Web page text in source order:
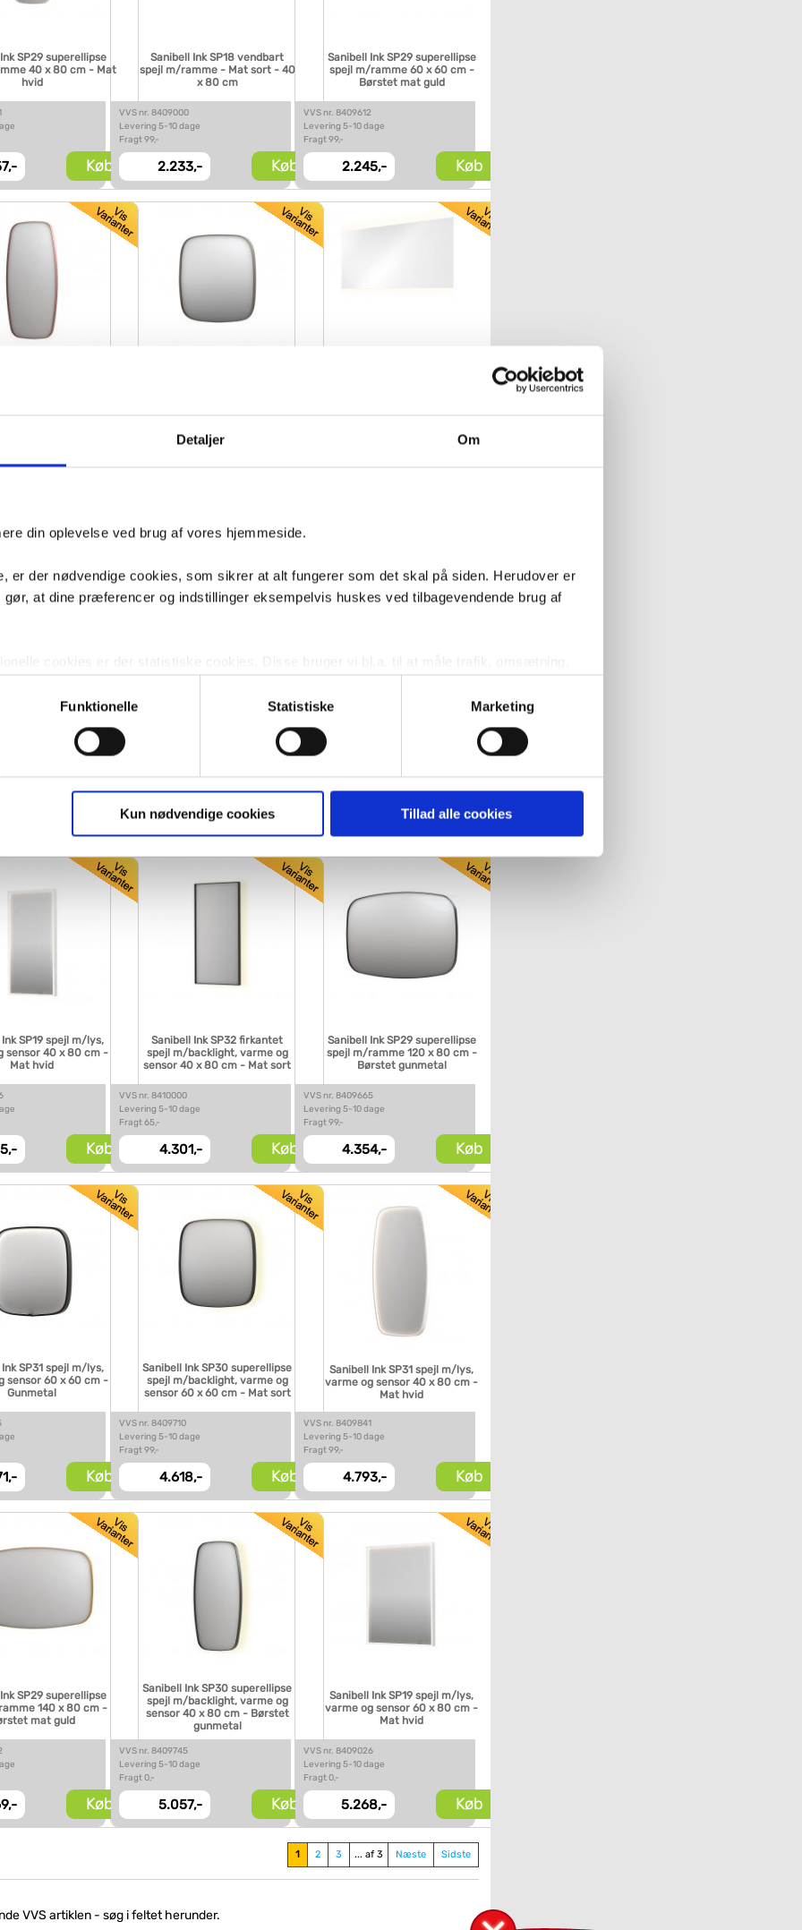
Detaljer Om
din oplevelse ved brug af vores hjemmeside.
er der nødvendige cookies, som sikrer at alt fungerer som det skal på siden. Herudover er
at dine præferencer og indstillinger eksempelvis huskes ved tilbagevendende brug af
som giver mening for den enkelte af vores kunder.
egne cookies og tredjeparts cookies. Ved at klikke 'Vis detaljer' nedenfor kan du se hvilke
så giver du samtykke til de ovenfor nævnte formål med de pågældende cookies. Du har
vælge bestemte cookie-typer til og fra nedenfor. Til enhver tid er det ligeledes muligt, at
måtte ønske det.
vi behandler dine personoplysninger, ved at klikkeher
Funktionelle Statistiske Marketing
Kun nødvendige cookies Tillad alle cookies
SP29 superellipse
40 x 80 cm - Mat
hvid
Køb
Sanibell Ink SP18 vendbart
spejl m/ramme - Mat sort - 40
x 80 cm
VVS nr. 8409000
Levering 5-10 dage
Fragt 99,-
2.233,- Køb
Sanibell Ink SP29 superellipse
spejl m/ramme 60 x 60 cm -
Børstet mat guld
VVS nr. 8409612
Levering 5-10 dage
Fragt 99,-
2.245,- Køb
VVS nr. 8409623
Fragt 99,-
Fragt 99,-
Ink SP31 spejl m/lys,
sensor 40 x 40 cm -
Sanibell Ink SP30 superellipse
spejl m/backlight, varme og
sensor 40 x 40 cm - Mat hvid
Fragt 99,-
3.651,- Køb
Sanibell Ink SP29 superellipse
Fragt 99,-
Køb
SP19 spejl m/lys,
sensor 40 x 80 cm -
Mat hvid
Køb
Sanibell Ink SP32 firkantet
spejl m/backlight, varme og
sensor 40 x 80 cm - Mat sort
VVS nr. 8410000
Levering 5-10 dage
Fragt 65,-
4.301,- Køb
Sanibell Ink SP29 superellipse
spejl m/ramme 120 x 80 cm -
Børstet gunmetal
VVS nr. 8409665
Levering 5-10 dage
Fragt 99,-
4.354,- Køb
SP31 spejl m/lys,
sensor 60 x 60 cm -
Gunmetal
Køb
Sanibell Ink SP30 superellipse
spejl m/backlight, varme og
sensor 60 x 60 cm - Mat sort
VVS nr. 8409710
Levering 5-10 dage
Fragt 99,-
4.618,- Køb
Sanibell Ink SP31 spejl m/lys,
varme og sensor 40 x 80 cm -
Mat hvid
VVS nr. 8409841
Levering 5-10 dage
Fragt 99,-
4.793,- Køb
SP29 superellipse
140 x 80 cm -
mat guld
Køb
Sanibell Ink SP30 superellipse
spejl m/backlight, varme og
sensor 40 x 80 cm - Børstet
gunmetal
VVS nr. 8409745
Levering 5-10 dage
Fragt 0,-
5.057,- Køb
Sanibell Ink SP19 spejl m/lys,
varme og sensor 60 x 80 cm -
Mat hvid
VVS nr. 8409026
Levering 5-10 dage
Fragt 0,-
5.268,- Køb
1 2 3 ... af 3 Næste Sidste
VVS artiklen - søg i feltet herunder.